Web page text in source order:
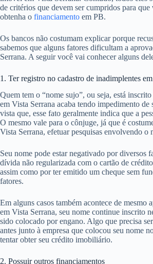
de critérios que devem ser cumpridos para que
obtenha o financiamento em PB.
Os bancos não costumam explicar porque
sabemos que alguns fatores dificultam a
Serrana. A seguir você vai conhecer alguns
1. Ter registro no cadastro de inadimplentes
Quem tem o “nome sujo”, ou seja, está
em Vista Serrana acaba tendo impedimento de
vista que, esse fato geralmente indica que a
O mesmo vale para o cônjuge, já que é
Vista Serrana, efetuar pesquisas envolvendo o
Seu nome pode estar negativado por diversos
dívida não regularizada com o cartão de
assim como por ter emitido um cheque sem
fatores.
Em alguns casos também acontece de mesmo
em Vista Serrana, seu nome continue inscrito
sido colocado por engano. Algo que precisa
antes junto à empresa que colocou seu nome
tentar obter seu crédito imobiliário.
2. Possuir outros financiamentos